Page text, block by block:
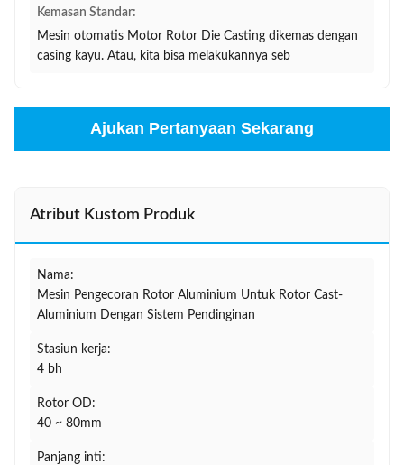
Kemasan Standar:
Mesin otomatis Motor Rotor Die Casting dikemas dengan
casing kayu. Atau, kita bisa melakukannya seb
Ajukan Pertanyaan Sekarang
Atribut Kustom Produk
Nama:
Mesin Pengecoran Rotor Aluminium Untuk Rotor Cast-
Aluminium Dengan Sistem Pendinginan
Stasiun kerja:
4 bh
Rotor OD:
40 ~ 80mm
Panjang inti: